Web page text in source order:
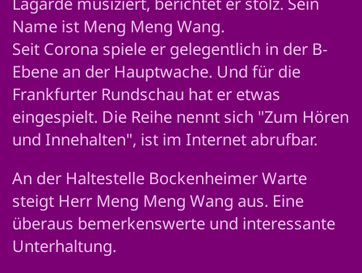
Name ist Meng Meng Wang.
Seit Corona spiele er gelegentlich in der B-
Ebene an der Hauptwache. Und für die
Frankfurter Rundschau hat er etwas
eingespielt. Die Reihe nennt sich "Zum Hören
und Innehalten", ist im Internet abrufbar.
An der Haltestelle Bockenheimer Warte
steigt Herr Meng Meng Wang aus. Eine
überaus bemerkenswerte und interessante
Unterhaltung.